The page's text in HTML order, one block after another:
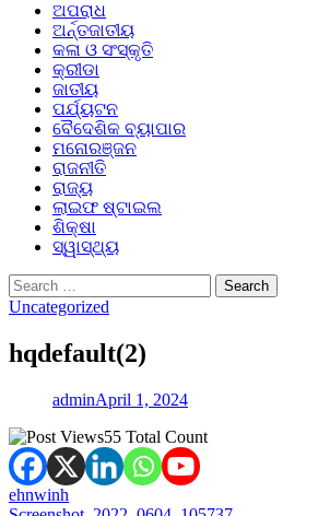
ଅପରାଧ
ଅର୍ନ୍ତଜାତୀୟ
କଳା ଓ ସଂସ୍କୃତି
କ୍ରୀଡା
ଜାତୀୟ
ପର୍ଯ୍ୟଟନ
ବୈଦେଶିକ ବ୍ୟାପାର
ମନୋରଞ୍ଜନ
ରାଜନୀତି
ରାଜ୍ୟ
ଲାଇଫ ଷ୍ଟାଇଲ
ଶିକ୍ଷା
ସ୍ୱାସ୍ଥ୍ୟ
Search
for:
Uncategorized
hqdefault(2)
adminApril 1, 2024
55 Total Count
Post
ehnwinh